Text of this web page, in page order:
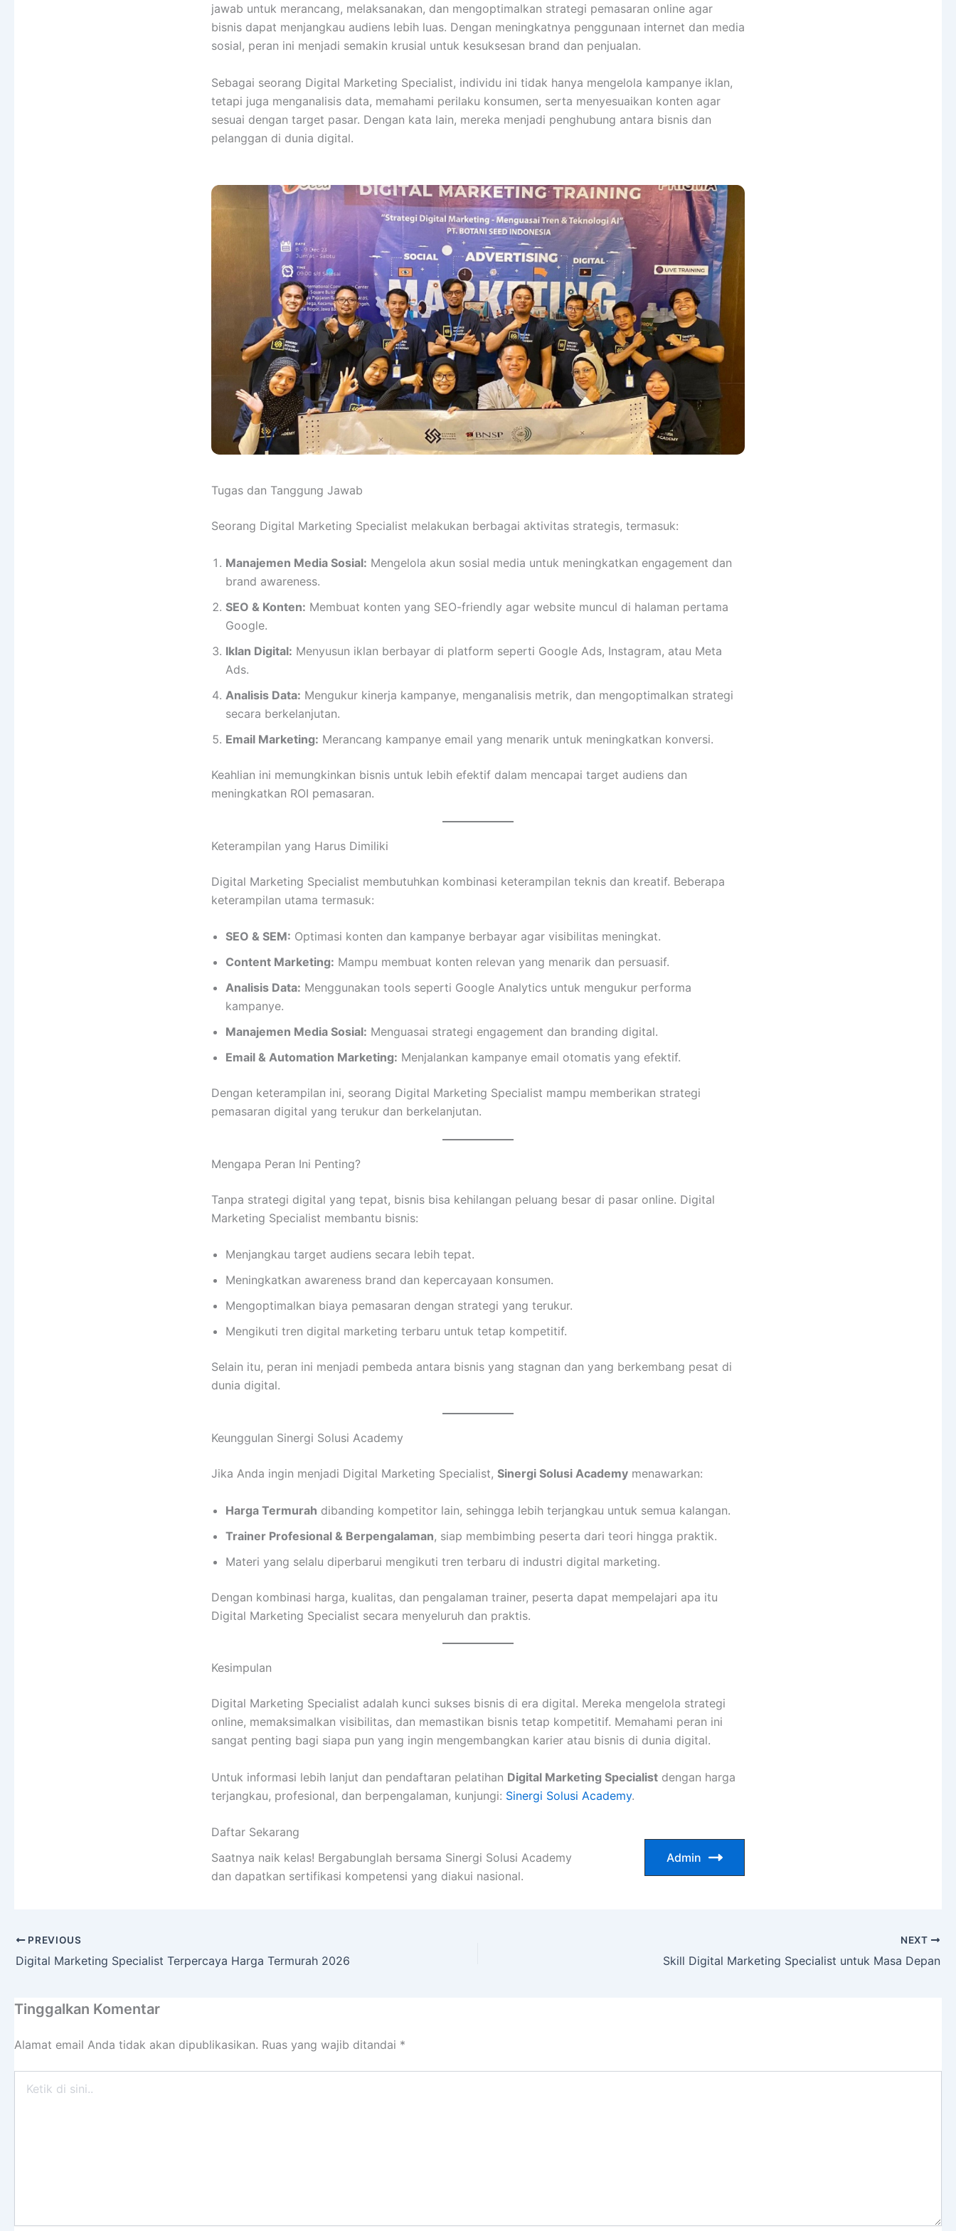
jawab untuk merancang, melaksanakan, dan mengoptimalkan strategi pemasaran online agar
bisnis dapat menjangkau audiens lebih luas. Dengan meningkatnya penggunaan internet dan media
sosial, peran ini menjadi semakin krusial untuk kesuksesan brand dan penjualan.
Sebagai seorang Digital Marketing Specialist, individu ini tidak hanya mengelola kampanye iklan,
tetapi juga menganalisis data, memahami perilaku konsumen, serta menyesuaikan konten agar
sesuai dengan target pasar. Dengan kata lain, mereka menjadi penghubung antara bisnis dan
pelanggan di dunia digital.
Tugas dan Tanggung Jawab
Seorang Digital Marketing Specialist melakukan berbagai aktivitas strategis, termasuk:
Manajemen Media Sosial: Mengelola akun sosial media untuk meningkatkan engagement dan
brand awareness.
SEO & Konten: Membuat konten yang SEO-friendly agar website muncul di halaman pertama
Google.
Iklan Digital: Menyusun iklan berbayar di platform seperti Google Ads, Instagram, atau Meta
Ads.
Analisis Data: Mengukur kinerja kampanye, menganalisis metrik, dan mengoptimalkan strategi
secara berkelanjutan.
Email Marketing: Merancang kampanye email yang menarik untuk meningkatkan konversi.
Keahlian ini memungkinkan bisnis untuk lebih efektif dalam mencapai target audiens dan
meningkatkan ROI pemasaran.
Keterampilan yang Harus Dimiliki
Digital Marketing Specialist membutuhkan kombinasi keterampilan teknis dan kreatif. Beberapa
keterampilan utama termasuk:
SEO & SEM: Optimasi konten dan kampanye berbayar agar visibilitas meningkat.
Content Marketing: Mampu membuat konten relevan yang menarik dan persuasif.
Analisis Data: Menggunakan tools seperti Google Analytics untuk mengukur performa
kampanye.
Manajemen Media Sosial: Menguasai strategi engagement dan branding digital.
Email & Automation Marketing: Menjalankan kampanye email otomatis yang efektif.
Dengan keterampilan ini, seorang Digital Marketing Specialist mampu memberikan strategi
pemasaran digital yang terukur dan berkelanjutan.
Mengapa Peran Ini Penting?
Tanpa strategi digital yang tepat, bisnis bisa kehilangan peluang besar di pasar online. Digital
Marketing Specialist membantu bisnis:
Menjangkau target audiens secara lebih tepat.
Meningkatkan awareness brand dan kepercayaan konsumen.
Mengoptimalkan biaya pemasaran dengan strategi yang terukur.
Mengikuti tren digital marketing terbaru untuk tetap kompetitif.
Selain itu, peran ini menjadi pembeda antara bisnis yang stagnan dan yang berkembang pesat di
dunia digital.
Keunggulan Sinergi Solusi Academy
Jika Anda ingin menjadi Digital Marketing Specialist, Sinergi Solusi Academy menawarkan:
Harga Termurah dibanding kompetitor lain, sehingga lebih terjangkau untuk semua kalangan.
Trainer Profesional & Berpengalaman, siap membimbing peserta dari teori hingga praktik.
Materi yang selalu diperbarui mengikuti tren terbaru di industri digital marketing.
Dengan kombinasi harga, kualitas, dan pengalaman trainer, peserta dapat mempelajari apa itu
Digital Marketing Specialist secara menyeluruh dan praktis.
Kesimpulan
Digital Marketing Specialist adalah kunci sukses bisnis di era digital. Mereka mengelola strategi
online, memaksimalkan visibilitas, dan memastikan bisnis tetap kompetitif. Memahami peran ini
sangat penting bagi siapa pun yang ingin mengembangkan karier atau bisnis di dunia digital.
Untuk informasi lebih lanjut dan pendaftaran pelatihan Digital Marketing Specialist dengan harga
terjangkau, profesional, dan berpengalaman, kunjungi: Sinergi Solusi Academy.
Daftar Sekarang
Saatnya naik kelas! Bergabunglah bersama Sinergi Solusi Academy
dan dapatkan sertifikasi kompetensi yang diakui nasional.
Admin
PREVIOUS
Digital Marketing Specialist Terpercaya Harga Termurah 2026
NEXT
Skill Digital Marketing Specialist untuk Masa Depan
Tinggalkan Komentar
Alamat email Anda tidak akan dipublikasikan. Ruas yang wajib ditandai *